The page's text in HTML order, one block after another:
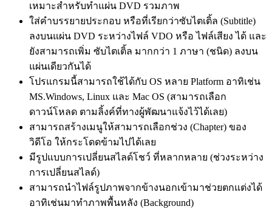
เหมาะสำหรับทำแผ่น DVD รวมภาพ
ใส่คำบรรยายประกอบ หรือที่เรียกว่าซับไตเติ้ล (Subtitle)
ลงบนแผ่น DVD ระหว่างไฟล์ VDO หรือ ไฟล์เสียง ได้ และ
ยังสามารถเพิ่ม ซับไตเติ้ล มากกว่า 1 ภาษา (ชนิด) ลงบน
แผ่นเดียวกันได้
โปรแกรมนี้สามารถใช้ได้กับ OS หลาย Platform อาทิเช่น
MS.Windows, Linux และ Mac OS (สามารถเลือก
ดาวน์โหลด ตามลิ้งค์ที่ทางผู้พัฒนาแจ้งไว้ได้เลย)
สามารถสร้างเมนูให้สามารถเลือกช่วง (Chapter) ของ
วิดีโอ ให้กระโดดข้ามไปได้เลย
มีรูปแบบการเปลี่ยนสไลด์โชว์ ที่หลากหลาย (ช่วงระหว่าง
การเปลี่ยนสไลด์)
สามารถนำไฟล์รูปภาพจากข้างนอกเข้ามาช่วยตกแต่งได้
อาทิเช่นมาทำภาพพื้นหลัง (Background)